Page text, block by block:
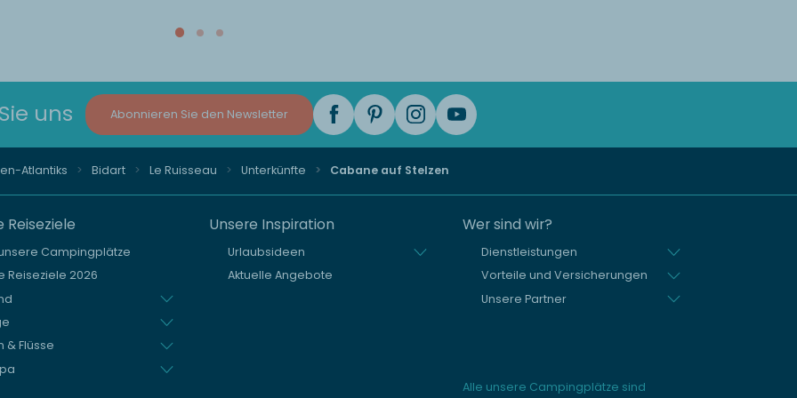
uns Abonnieren Sie den Newsletter
Atlantiks Bidart Le Ruisseau Unterkünfte Cabane auf Stelzen
Reiseziele
Campingplätze
Reiseziele 2026
& Flüsse
Unsere Inspiration
Urlaubsideen
Aktuelle Angebote
Wer sind wir?
Dienstleistungen
Vorteile und Versicherungen
Unsere Partner
Alle unsere Campingplätze sind